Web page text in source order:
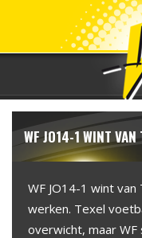
WF JO14-1 WINT
WF JO14-1 wint
werken. Texel
overwicht, maar